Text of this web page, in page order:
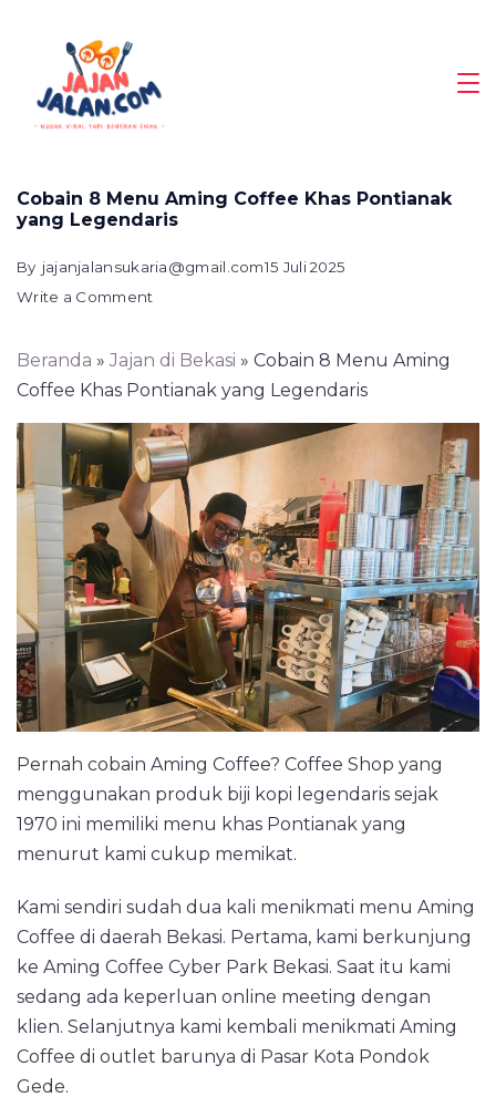
content
Cobain 8 Menu Aming Coffee Khas Pontianak
yang Legendaris
By jajanjalansukaria@gmail.com15 Juli 2025
Write a Comment
8
Menu
Coffee
Khas
Pontianak
yang
Legendaris
Beranda » Jajan di Bekasi » Cobain 8 Menu Aming
Coffee Khas Pontianak yang Legendaris
Pernah cobain Aming Coffee? Coffee Shop yang
menggunakan produk biji kopi legendaris sejak
1970 ini memiliki menu khas Pontianak yang
menurut kami cukup memikat.
Kami sendiri sudah dua kali menikmati menu Aming
Coffee di daerah Bekasi. Pertama, kami berkunjung
ke Aming Coffee Cyber Park Bekasi. Saat itu kami
sedang ada keperluan online meeting dengan
klien. Selanjutnya kami kembali menikmati Aming
Coffee di outlet barunya di Pasar Kota Pondok
Gede.